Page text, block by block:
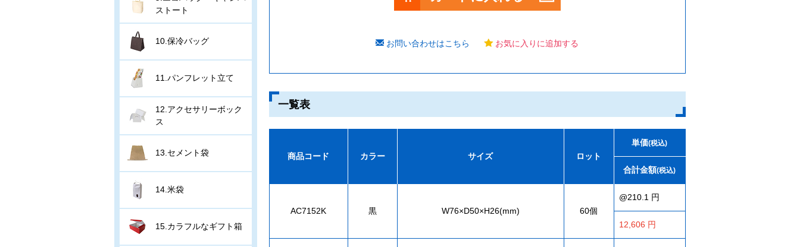
お問い合わせはこちら お気に入りに追加する
一覧表
商品コード カラー サイズ ロット
単価(税込)
合計金額(税込)
AC7152K 黒 W76×D50×H26(mm) 60個
@210.1 円
12,606 円
ストート
10.保冷バッグ
11.パンフレット立て
12.アクセサリーボック
ス
13.セメント袋
14.米袋
15.カラフルなギフト箱